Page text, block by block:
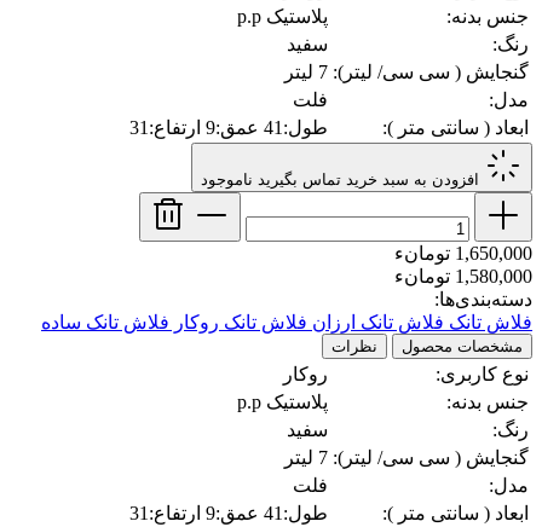
جنس بدنه:
پلاستیک p.p
رنگ:
سفید
گنجایش ( سی سی/ لیتر): 7 لیتر
مدل:
فلت
ابعاد ( سانتی متر ):
طول:41 عمق:9 ارتفاع:31
افزودن به سبد خرید تماس بگیرید ناموجود
1,650,000 تومانء
1,580,000 تومانء
دسته‌بندی‌ها:
فلاش تانک فلاش تانک ارزان فلاش تانک روکار فلاش تانک ساده
مشخصات محصول نظرات
نوع کاربری:
روکار
جنس بدنه:
پلاستیک p.p
رنگ:
سفید
گنجایش ( سی سی/ لیتر): 7 لیتر
مدل:
فلت
ابعاد ( سانتی متر ):
طول:41 عمق:9 ارتفاع:31